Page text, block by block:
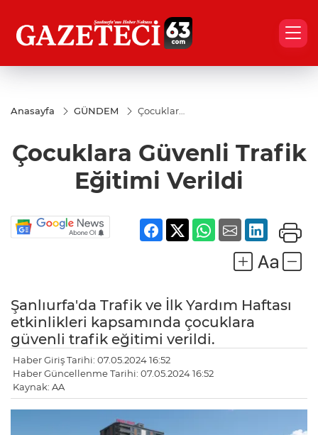
Anasayfa GÜNDEM
Çocuklara
Eğitimi
Verildi
Çocuklara Güvenli Trafik
Eğitimi Verildi
Şanlıurfa'da Trafik ve İlk Yardım Haftası
etkinlikleri kapsamında çocuklara
güvenli trafik eğitimi verildi.
Haber Giriş Tarihi: 07.05.2024 16:52
Haber Güncellenme Tarihi: 07.05.2024 16:52
Kaynak: AA